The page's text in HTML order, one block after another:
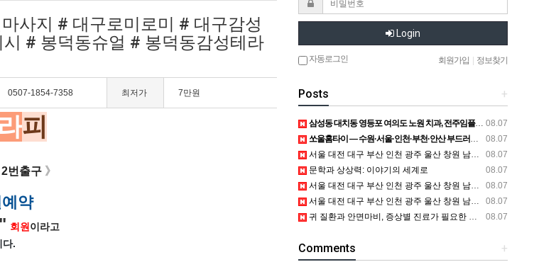
사지 # 대구로미로미 # 대구감성
# 봉덕동슈얼 # 봉덕동감성테라
0507-1854-7358 최저가 7만원
라피
번출구 》
약
" 회원 이라고
다.
Login
자동로그인 회원가입 정보찾기
+
Posts
08.07
삼성동 대치동 영등포 여의도 노원 치과, 전주임플란트 대구정형외과 광주피부과 정보
08.07
쏘울홈타이 — 수원·서울·인천·부천·안산 부드러운 방문 관리 안내
08.07
서울 대전 대구 부산 인천 광주 울산 창원 남양주 이혼전문변호사 정보
08.07
문학과 상상력: 이야기의 세계로
08.07
서울 대전 대구 부산 인천 광주 울산 창원 남양주 이혼전문변호사 정보
08.07
서울 대전 대구 부산 인천 광주 울산 창원 남양주 이혼전문변호사 정보
08.07
귀 질환과 안면마비, 증상별 진료가 필요한 이유
+
Comments